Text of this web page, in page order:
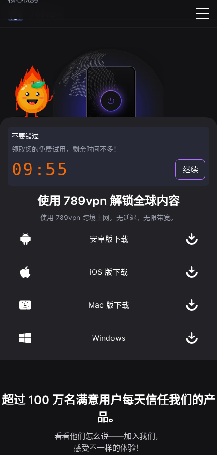
不要错过
领取您的免费试用，剩余时间不多！
09:55 继续
使用 789vpn 解锁全球内容
使用 789vpn 跨境上网，无延迟，无限带宽。
安卓版下载
iOS 版下载
Mac 版下载
Windows
超过 100 万名满意用户每天信任我们的产
品。
看看他们怎么说——加入我们，
感受不一样的体验！